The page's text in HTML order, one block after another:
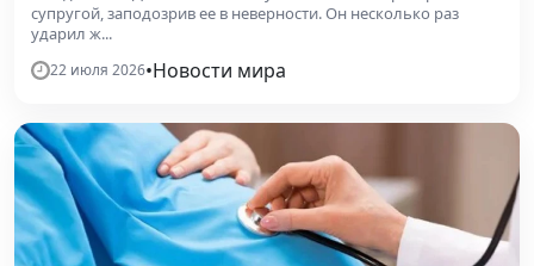
супругой, заподозрив ее в неверности. Он несколько раз
ударил ж...
22 июля 2026•Новости мира